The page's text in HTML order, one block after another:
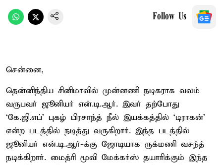
Follow Us
சென்னை,
தென்னிந்திய சினிமாவில் முன்னணி நடிகராக வலம்
வருபவர் ஜூனியர் என்.டி.ஆர். இவர் தற்போது
‘கே.ஜி.எப்’ புகழ் பிரசாந்த் நீல் இயக்கத்தில் ‘டிராகன்’
என்ற படத்தில் நடித்து வருகிறார். இந்த படத்தில்
ஜூனியர் என்.டி.ஆர்-க்கு ஜோடியாக ருக்மணி வசந்த்
நடிக்கிறார். மைத்ரி மூவி மேக்கர்ஸ் தயாரிக்கும் இந்த